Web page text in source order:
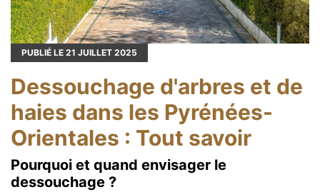
PUBLIÉ LE 21 JUILLET 2025
Dessouchage d'arbres et de
haies dans les Pyrénées-
Orientales : Tout savoir
Pourquoi et quand envisager le
dessouchage ?